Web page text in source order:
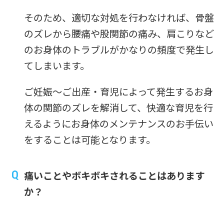
そのため、適切な対処を行わなければ、骨盤
のズレから腰痛や股関節の痛み、肩こりなど
のお身体のトラブルがかなりの頻度で発生し
てしまいます。
ご妊娠～ご出産・育児によって発生するお身
体の関節のズレを解消して、快適な育児を行
えるようにお身体のメンテナンスのお手伝い
をすることは可能となります。
痛いことやボキボキされることはあります
か？